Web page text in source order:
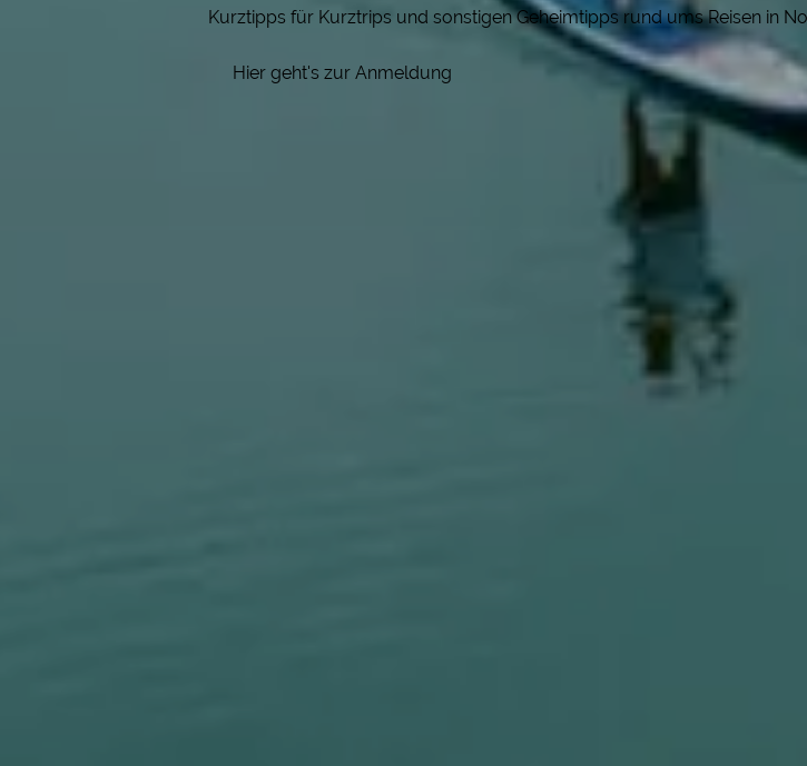
Kurztipps für Kurztrips und sonstigen Geheimtipps rund ums Reisen in
Hier geht's zur Anmeldung